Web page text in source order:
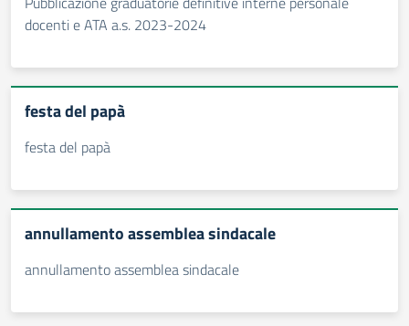
docenti e ATA a.s. 2023-2024
festa del papà
festa del papà
annullamento assemblea sindacale
annullamento assemblea sindacale